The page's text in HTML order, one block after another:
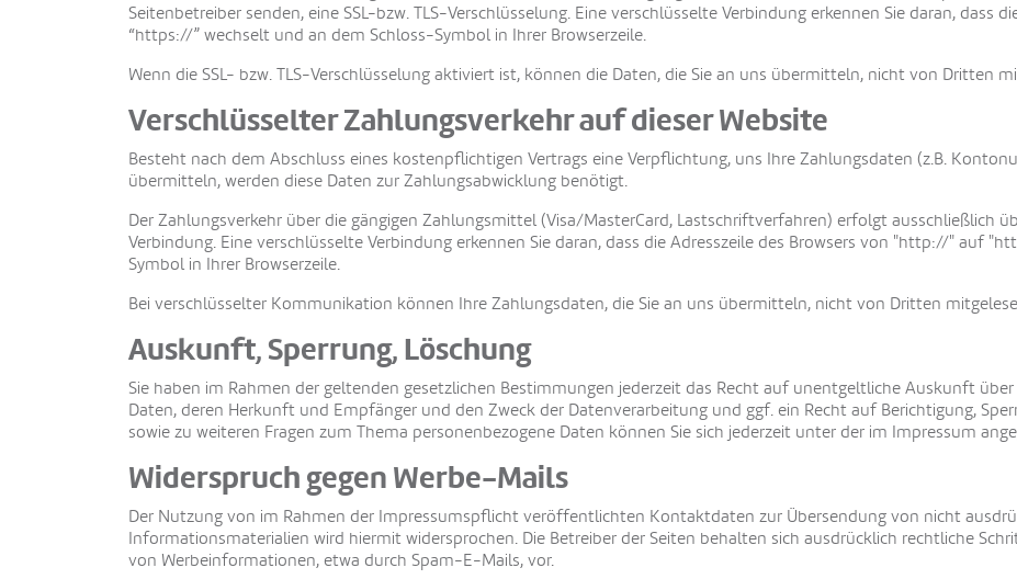
Seitenbetreiber senden, eine SSL-bzw. TLS-Verschlüsselung. Eine verschlüsselte Verbindung erkennen Sie daran, dass
“https://” wechselt und an dem Schloss-Symbol in Ihrer Browserzeile.
Wenn die SSL- bzw. TLS-Verschlüsselung aktiviert ist, können die Daten, die Sie an uns übermitteln, nicht von Dritten
Verschlüsselter Zahlungsverkehr auf dieser Website
Besteht nach dem Abschluss eines kostenpflichtigen Vertrags eine Verpflichtung, uns Ihre Zahlungsdaten (z.B.
übermitteln, werden diese Daten zur Zahlungsabwicklung benötigt.
Der Zahlungsverkehr über die gängigen Zahlungsmittel (Visa/MasterCard, Lastschriftverfahren) erfolgt ausschließlich
Verbindung. Eine verschlüsselte Verbindung erkennen Sie daran, dass die Adresszeile des Browsers von "http://" auf
Symbol in Ihrer Browserzeile.
Bei verschlüsselter Kommunikation können Ihre Zahlungsdaten, die Sie an uns übermitteln, nicht von Dritten
Auskunft, Sperrung, Löschung
Sie haben im Rahmen der geltenden gesetzlichen Bestimmungen jederzeit das Recht auf unentgeltliche Auskunft
Daten, deren Herkunft und Empfänger und den Zweck der Datenverarbeitung und ggf. ein Recht auf Berichtigung,
sowie zu weiteren Fragen zum Thema personenbezogene Daten können Sie sich jederzeit unter der im Impressum
Widerspruch gegen Werbe-Mails
Der Nutzung von im Rahmen der Impressumspflicht veröffentlichten Kontaktdaten zur Übersendung von nicht
Informationsmaterialien wird hiermit widersprochen. Die Betreiber der Seiten behalten sich ausdrücklich rechtliche
von Werbeinformationen, etwa durch Spam-E-Mails, vor.